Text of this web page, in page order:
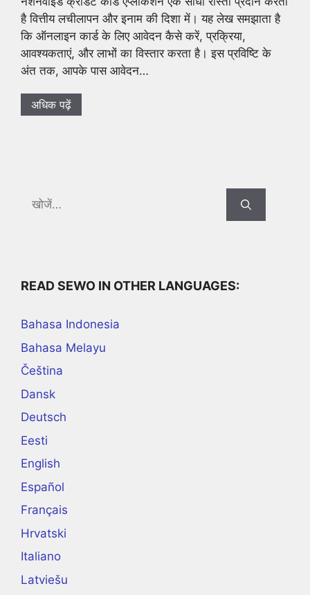
है वित्तीय लचीलापन और इनाम की दिशा में। यह लेख समझाता है
कि ऑनलाइन कार्ड के लिए आवेदन कैसे करें, प्रक्रिया,
आवश्यकताएं, और लाभों का विस्तार करता है। इस प्रविष्टि के
अंत तक, आपके पास आवेदन…
अधिक पढ़ें
Search
READ SEWO IN OTHER LANGUAGES:
Bahasa Indonesia
Bahasa Melayu
Čeština
Dansk
Deutsch
Eesti
English
Español
Français
Hrvatski
Italiano
Latviešu